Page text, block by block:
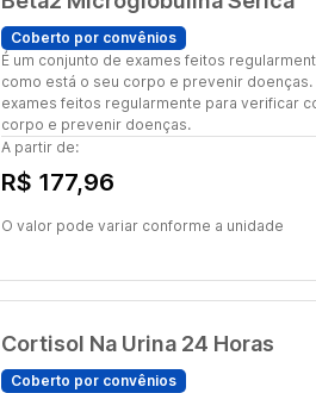
Coberto por convênios
É um conjunto de exames feitos
como está o seu corpo e prevenir doenças.
exames feitos regularmente para verificar
corpo e prevenir doenças.
A partir de:
R$ 177,96
O valor pode variar conforme a unidade
Cortisol Na Urina 24 Horas
Coberto por convênios